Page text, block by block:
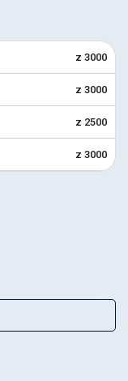
z 3000
z 3000
z 2500
z 3000